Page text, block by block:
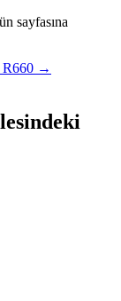
sayfasına
→